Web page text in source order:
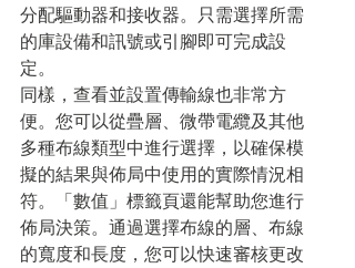
分配驅動器和接收器。只需選擇所需
的庫設備和訊號或引腳即可完成設
定。
同樣，查看並設置傳輸線也非常方
便。您可以從疊層、微帶電纜及其他
多種布線類型中進行選擇，以確保模
擬的結果與佈局中使用的實際情況相
符。「數值」標籤頁還能幫助您進行
佈局決策。通過選擇布線的層、布線
的寬度和長度，您可以快速審核更改